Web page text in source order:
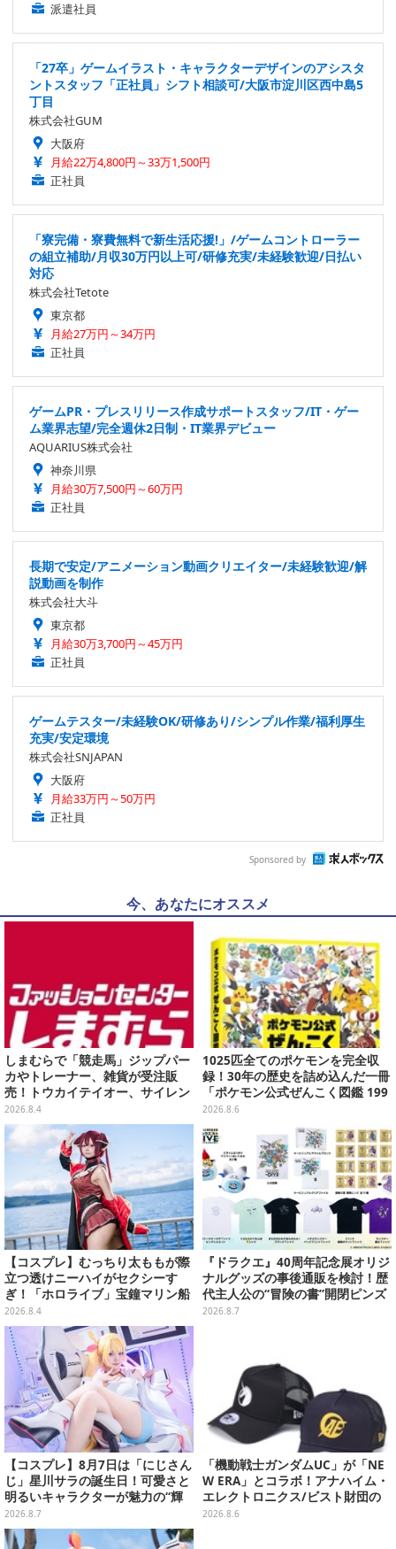
派遣社員
「27卒」ゲームイラスト・キャラクターデザインのアシスタ
ントスタッフ「正社員」シフト相談可/大阪市淀川区西中島5
丁目
株式会社GUM
大阪府
月給22万4,800円～33万1,500円
正社員
「寮完備・寮費無料で新生活応援!」/ゲームコントローラー
の組立補助/月収30万円以上可/研修充実/未経験歓迎/日払い
対応
株式会社Tetote
東京都
月給27万円～34万円
正社員
ゲームPR・プレスリリース作成サポートスタッフ/IT・ゲー
ム業界志望/完全週休2日制・IT業界デビュー
AQUARIUS株式会社
神奈川県
月給30万7,500円～60万円
正社員
長期で安定/アニメーション動画クリエイター/未経験歓迎/解
説動画を制作
株式会社大斗
東京都
月給30万3,700円～45万円
正社員
ゲームテスター/未経験OK/研修あり/シンプル作業/福利厚生
充実/安定環境
株式会社SNJAPAN
大阪府
月給33万円～50万円
正社員
Sponsored by
今、あなたにオススメ
しまむらで「競走馬」ジップパー
カやトレーナー、雑貨が受注販
売！トウカイテイオー、サイレン
ススズカなど名馬5頭をデザイン
2026.8.4
1025匹全てのポケモンを完全収
録！30年の歴史を詰め込んだ一冊
「ポケモン公式ぜんこく図鑑 199
6-2026」が大ボリューム
2026.8.6
【コスプレ】むっちり太ももが際
立つ透けニーハイがセクシーす
ぎ！「ホロライブ」宝鐘マリン船
長が反則級の可愛いへそ出し姿で
魅せる【写真8枚】
2026.8.4
『ドラクエ』40周年記念展オリジ
ナルグッズの事後通販を検討！歴
代主人公の“冒険の書”開閉ピンズ
をはじめ、ユニークなＴシャツや
2026.8.7
【コスプレ】8月7日は「にじさん
じ」星川サラの誕生日！可愛さと
明るいキャラクターが魅力の“輝
く一番星”な美女レイヤーまとめ
【写真40枚】
2026.8.7
「機動戦士ガンダムUC」が「NE
W ERA」とコラボ！アナハイム・
エレクトロニクス/ビスト財団の
キャップが予約開始
2026.8.6